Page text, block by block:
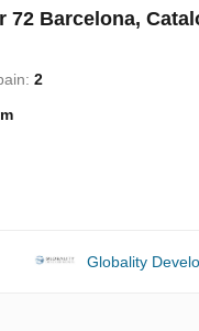
72 Barcelona,
2
Globality